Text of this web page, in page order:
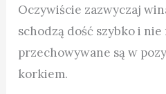
Oczywiście zazwyczaj
schodzą dość szybko i
przechowywane są w
korkiem.